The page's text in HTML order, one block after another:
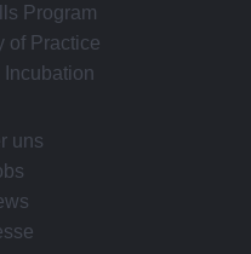
Program
of Practice
Incubation
uns